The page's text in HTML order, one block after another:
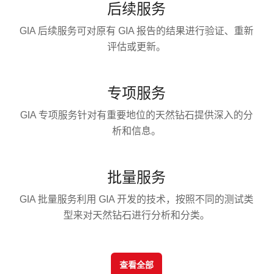
后续服务
GIA 后续服务可对原有 GIA 报告的结果进行验证、重新
评估或更新。
专项服务
GIA 专项服务针对有重要地位的天然钻石提供深入的分
析和信息。
批量服务
GIA 批量服务利用 GIA 开发的技术，按照不同的测试类
型来对天然钻石进行分析和分类。
查看全部